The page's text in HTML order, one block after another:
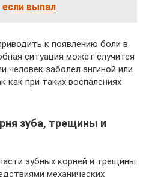
выпал
к появлению боли в
ситуация может случится
человек заболел ангиной или
как при таких воспалениях
зуба, трещины и
зубных корней и трещины
механических